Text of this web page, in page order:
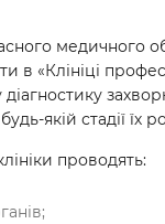
медичного
в «Клініці
якій стадії їх
проводять: